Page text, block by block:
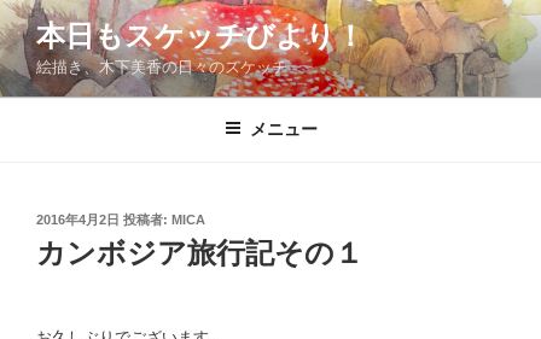
コ
ン
テ
ン
本日もスケッチびより！
絵描き、木下美香の日々のスケッチ
メニュー
投
日:
2016年4月2日 投稿者: MICA
カンボジア旅行記その１